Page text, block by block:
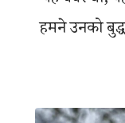
हमने उनको